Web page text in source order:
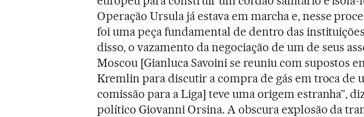
Operação Ursula já estava em marcha e, nesse
foi uma peça fundamental de dentro das
disso, o vazamento da negociação de um de seus
Moscou [Gianluca Savoini se reuniu com supostos
Kremlin para discutir a compra de gás em troca de
comissão para a Liga] teve uma origem estranha”,
político Giovanni Orsina. A obscura explosão da